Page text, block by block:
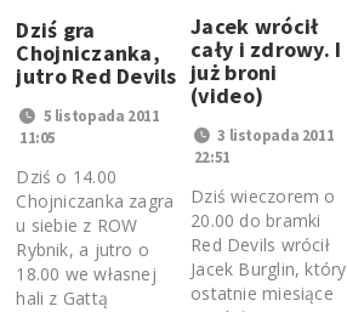
Dziś gra
Chojniczanka,
jutro Red Devils
5 listopada 2011
11:05
Dziś o 14.00
Chojniczanka zagra
u siebie z ROW
Rybnik, a jutro o
18.00 we własnej
hali z Gattą
Jacek wrócił
cały i zdrowy. I
już broni
(video)
3 listopada 2011
22:51
Dziś wieczorem o
20.00 do bramki
Red Devils wrócił
Jacek Burglin, który
ostatnie miesiące